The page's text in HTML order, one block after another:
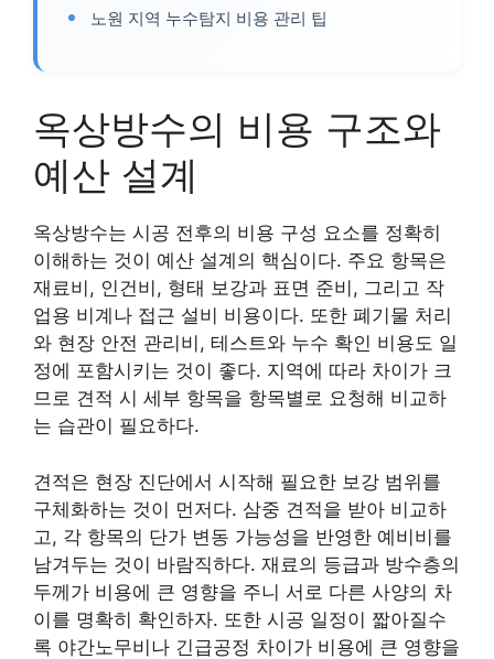
노원 지역 누수탐지 비용 관리 팁
옥상방수의 비용 구조와
예산 설계
옥상방수는 시공 전후의 비용 구성 요소를 정확히
이해하는 것이 예산 설계의 핵심이다. 주요 항목은
재료비, 인건비, 형태 보강과 표면 준비, 그리고 작
업용 비계나 접근 설비 비용이다. 또한 폐기물 처리
와 현장 안전 관리비, 테스트와 누수 확인 비용도 일
정에 포함시키는 것이 좋다. 지역에 따라 차이가 크
므로 견적 시 세부 항목을 항목별로 요청해 비교하
는 습관이 필요하다.
견적은 현장 진단에서 시작해 필요한 보강 범위를
구체화하는 것이 먼저다. 삼중 견적을 받아 비교하
고, 각 항목의 단가 변동 가능성을 반영한 예비비를
남겨두는 것이 바람직하다. 재료의 등급과 방수층의
두께가 비용에 큰 영향을 주니 서로 다른 사양의 차
이를 명확히 확인하자. 또한 시공 일정이 짧아질수
록 야간노무비나 긴급공정 차이가 비용에 큰 영향을